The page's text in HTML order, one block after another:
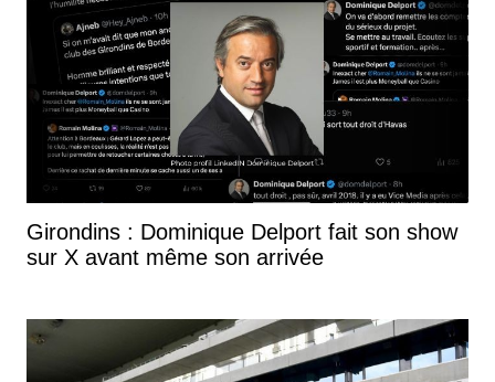
Girondins : Dominique Delport fait son show
sur X avant même son arrivée